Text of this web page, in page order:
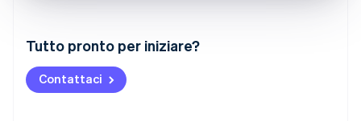
Tutto pronto per iniziare?
Contattaci
Australia
English
Austria
DeutschEnglish